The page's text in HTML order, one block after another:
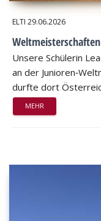
ELTI 29.06.2026
Unsere Schülerin
an der
durfte dort
MEHR